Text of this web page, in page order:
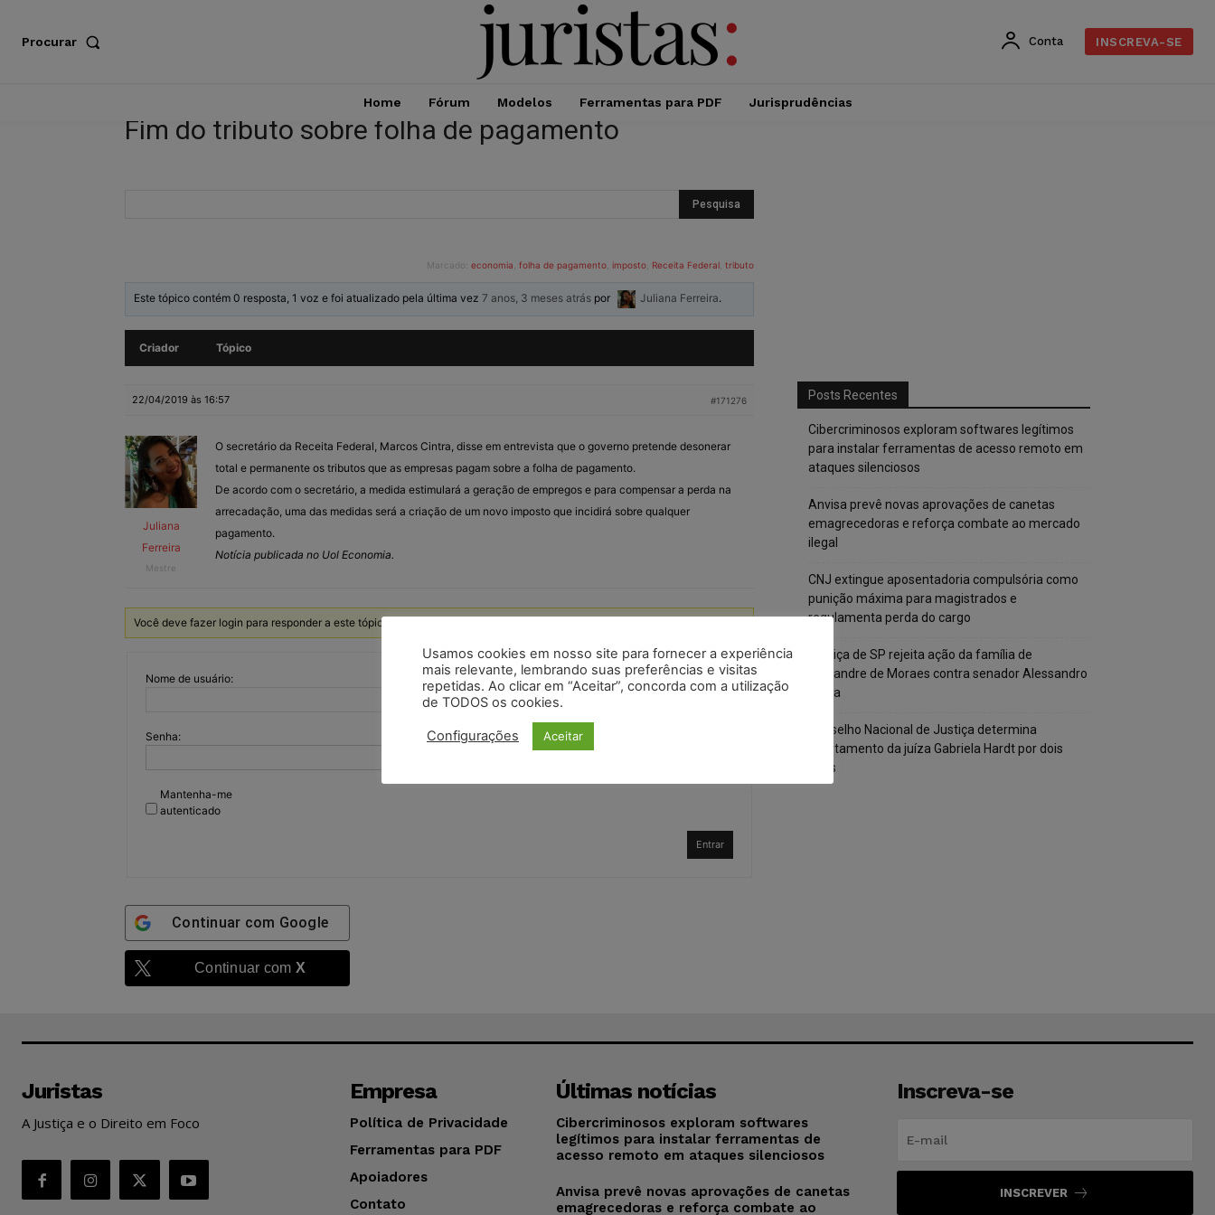
Procurar Conta INSCREVA-SE
Home Fórum Modelos Ferramentas para PDF Jurisprudências
Fim do tributo sobre folha de pagamento
Marcado: economia folha de pagamento imposto Receita Federal tributo
Este tópico contém 0 resposta, 1 voz e foi atualizado pela última vez7 anos, 3 meses atrás por Juliana Ferreira.
Criador Tópico
22/04/2019 às 16:57 #171276
Juliana
Ferreira
Mestre
O secretário da Receita Federal, Marcos Cintra, disse em entrevista que o governo pretende desonerar
total e permanente os tributos que as empresas pagam sobre a folha de pagamento.
De acordo com o secretário, a medida estimulará a geração de empregos e para compensar a perda na
arrecadação, uma das medidas será a criação de um novo imposto que incidirá sobre qualquer
pagamento.
Notícia publicada no Uol Economia.
Você deve fazer login para responder a este tópico.
Nome de usuário:
Senha:
Mantenha-me
autenticado
Entrar
Continuar com Google
Continuar com X
Posts Recentes
Cibercriminosos exploram softwares legítimos
para instalar ferramentas de acesso remoto em
ataques silenciosos
Anvisa prevê novas aprovações de canetas
emagrecedoras e reforça combate ao mercado
ilegal
CNJ extingue aposentadoria compulsória como
punição máxima para magistrados e
regulamenta perda do cargo
Justiça de SP rejeita ação da família de
Alexandre de Moraes contra senador Alessandro
Vieira
Conselho Nacional de Justiça determina
afastamento da juíza Gabriela Hardt por dois
anos
Juristas
A Justiça e o Direito em Foco
Empresa
Política de Privacidade
Ferramentas para PDF
Apoiadores
Contato
Últimas notícias
Cibercriminosos exploram softwares
legítimos para instalar ferramentas de
acesso remoto em ataques silenciosos
Anvisa prevê novas aprovações de canetas
emagrecedoras e reforça combate ao
Inscreva-se
INSCREVER
Usamos cookies em nosso site para fornecer a experiência
mais relevante, lembrando suas preferências e visitas
repetidas. Ao clicar em “Aceitar”, concorda com a utilização
de TODOS os cookies.
Configurações Aceitar